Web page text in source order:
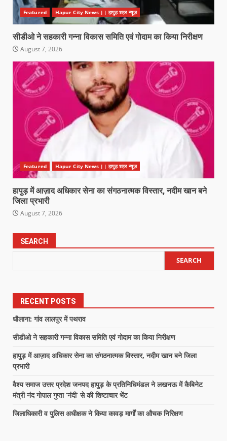
Featured Hapur City News || हापुड़ शहर न्यूज़
सीडीओ ने सहकारी गन्ना विकास समिति एवं गोदाम का किया निरीक्षण
August 7, 2026
Featured Hapur City News || हापुड़ शहर न्यूज़
हापुड़ में आज़ाद अधिकार सेना का संगठनात्मक विस्तार, नदीम खान बने
जिला प्रभारी
August 7, 2026
SEARCH
SEARCH
RECENT POSTS
धौलाना: गांव लालपुर में पथराव
सीडीओ ने सहकारी गन्ना विकास समिति एवं गोदाम का किया निरीक्षण
हापुड़ में आज़ाद अधिकार सेना का संगठनात्मक विस्तार, नदीम खान बने जिला
प्रभारी
वैश्य समाज उत्तर प्रदेश जनपद हापुड़ के प्रतिनिधिमंडल ने लखनऊ में कैबिनेट
मंत्री नंद गोपाल गुप्ता ‘नंदी’ से की शिष्टाचार भेंट
जिलाधिकारी व पुलिस अधीक्षक ने किया कावड़ मार्गों का औचक निरिक्षण